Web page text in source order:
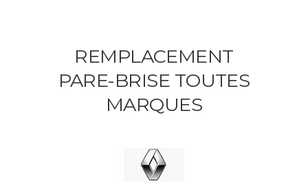
REMPLACEMENT
PARE-BRISE TOUTES
MARQUES